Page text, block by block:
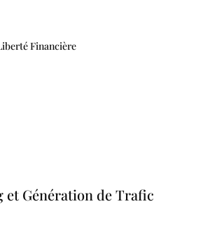
Financière
et Génération de Trafic